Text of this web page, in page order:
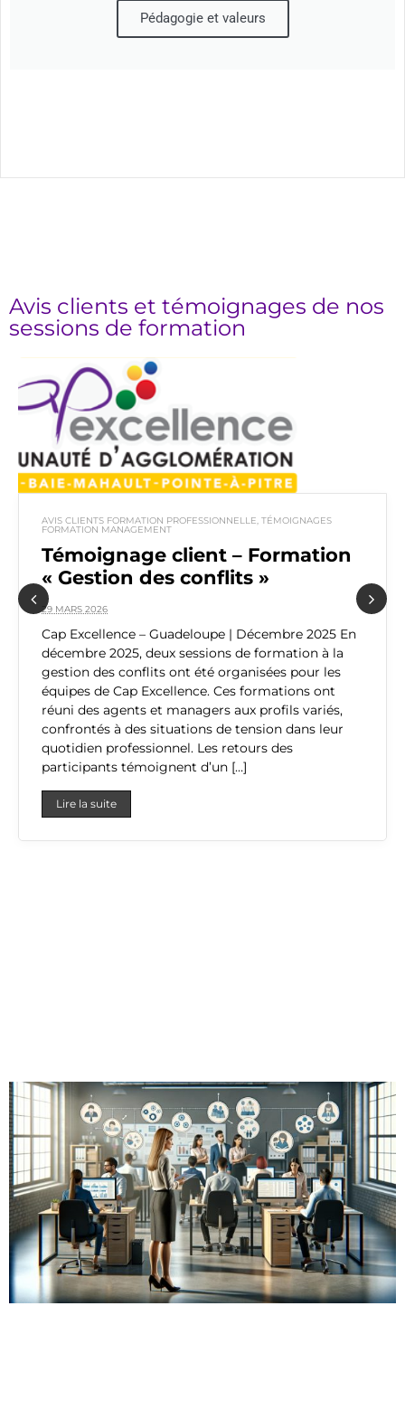
Pédagogie et valeurs
Avis clients et témoignages de nos
sessions de formation
Previous
AVIS CLIENTS FORMATION PROFESSIONNELLE, TÉMOIGNAGES
FORMATION MANAGEMENT
Témoignage client – Formation
« Gestion des conflits »
29 MARS 2026
Cap Excellence – Guadeloupe | Décembre 2025 En
décembre 2025, deux sessions de formation à la
gestion des conflits ont été organisées pour les
équipes de Cap Excellence. Ces formations ont
réuni des agents et managers aux profils variés,
confrontés à des situations de tension dans leur
quotidien professionnel. Les retours des
participants témoignent d’un […]
Lire la suite